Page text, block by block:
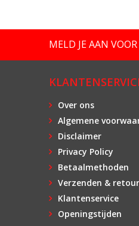
MELD JE AAN
Over ons
Algemene
Disclaimer
Privacy Policy
Betaalmethoden
Verzenden &
Klantenservice
Openingstijden